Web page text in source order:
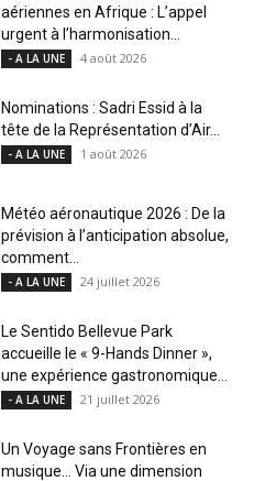
aériennes en Afrique : L’appel
urgent à l’harmonisation...
- A LA UNE 4 août 2026
Nominations : Sadri Essid à la
tête de la Représentation d’Air...
- A LA UNE 1 août 2026
Météo aéronautique 2026 : De la
prévision à l’anticipation absolue,
comment...
- A LA UNE 24 juillet 2026
Le Sentido Bellevue Park
accueille le « 9-Hands Dinner »,
une expérience gastronomique...
- A LA UNE 21 juillet 2026
Un Voyage sans Frontières en
musique… Via une dimension